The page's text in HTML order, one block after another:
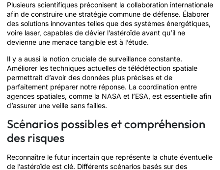
Plusieurs scientifiques préconisent la collaboration internationale
afin de construire une stratégie commune de défense. Élaborer
des solutions innovantes telles que des systèmes énergétiques,
voire laser, capables de dévier l’astéroïde avant qu’il ne
devienne une menace tangible est à l’étude.
Il y a aussi la notion cruciale de surveillance constante.
Améliorer les techniques actuelles de télédétection spatiale
permettrait d’avoir des données plus précises et de
parfaitement préparer notre réponse. La coordination entre
agences spatiales, comme la NASA et l’ESA, est essentielle afin
d’assurer une veille sans failles.
Scénarios possibles et compréhension
des risques
Reconnaître le futur incertain que représente la chute éventuelle
de l’astéroïde est clé. Différents scénarios basés sur des